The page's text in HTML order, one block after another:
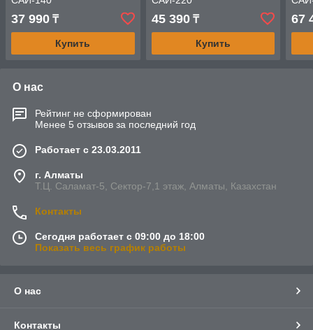
37 990 ₸
Купить
45 390₸
Купить
67
О нас
Рейтинг не сформирован
Менее 5 отзывов за последний год
Работает с 23.03.2011
г. Алматы
Т.Ц. Саламат-5, Cектор-7,1 этаж, Алматы, Казахстан
Контакты
Сегодня работает с 09:00 до 18:00
Показать весь график работы
О нас
Контакты